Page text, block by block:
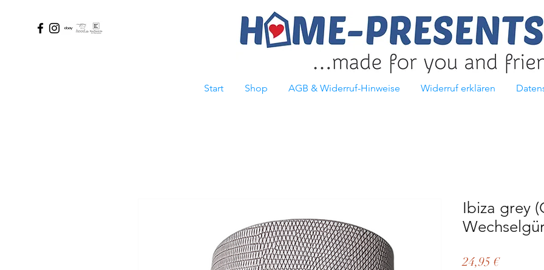
Start Shop AGB & Widerruf-Hinweise Widerruf erklären
Ibiza grey
24,95 €Preis